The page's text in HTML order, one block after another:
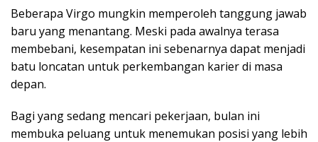
Beberapa Virgo mungkin memperoleh tanggung jawab
baru yang menantang. Meski pada awalnya terasa
membebani, kesempatan ini sebenarnya dapat menjadi
batu loncatan untuk perkembangan karier di masa
depan.
Bagi yang sedang mencari pekerjaan, bulan ini
membuka peluang untuk menemukan posisi yang lebih